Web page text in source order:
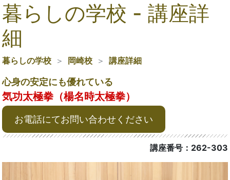
暮らしの学校 - 講座詳
細
暮らしの学校 岡崎校 講座詳細
心身の安定にも優れている
気功太極拳（楊名時太極拳）
お電話にてお問い合わせください
講座番号：262-303